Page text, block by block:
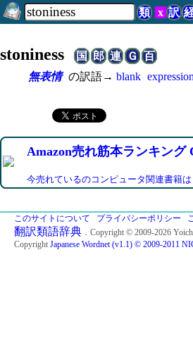
類 x 訳
stoniness国 郎 連 Ｇ
百
無表情 の訳語→ blank
Amazon売れ筋本ランキング
今売れているのコンピュータ関連書籍は
このサイトについて プライバシーポリシー
翻訳類語辞典 ．Copyright © 2009-2026
Copyright Japanese Wordnet (v1.1) © 2009-2011